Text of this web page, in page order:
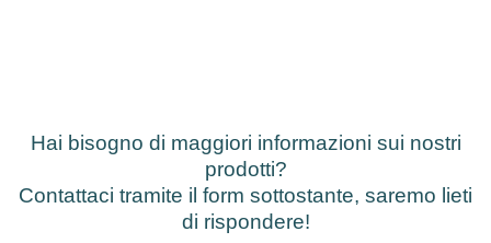
Hai bisogno di maggiori informazioni sui nostri
prodotti?
Contattaci tramite il form sottostante, saremo lieti
di rispondere!